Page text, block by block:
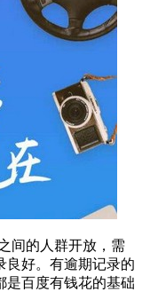
间的人群开放，需
良好。有逾期记录的
是百度有钱花的基础